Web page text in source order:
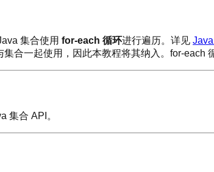
集合使用 for-each 循环进行遍历。详见
合一起使用，因此本教程将其纳入。for-each
集合 API。